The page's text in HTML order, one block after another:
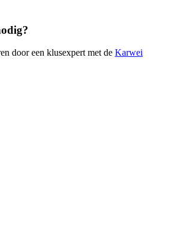
door een klusexpert met de Karwei